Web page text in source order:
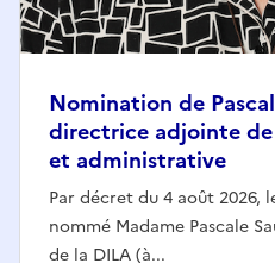
Nomination de
directrice adjointe
et administrative
Par décret du 4 août 2026,
nommé Madame Pascale
de la DILA (à...